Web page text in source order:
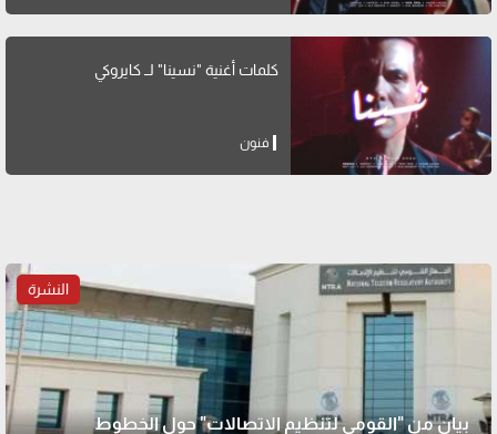
كلمات أغنية "نسينا" لــ كايروكي
فنون
النشرة
بيان من "القومي لتنظيم الاتصالات" حول الخطوط